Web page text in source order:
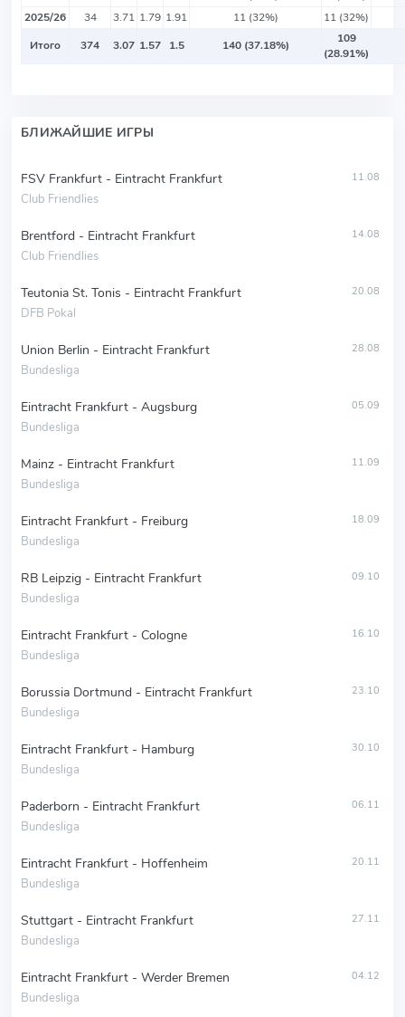
2025/26
34 3.71 1.79 1.91 11 (32%)
11 (32%)
Итого
374 3.07 1.57 1.5 140 (37.18%)
109
(28.91%)
БЛИЖАЙШИЕ ИГРЫ
FSV Frankfurt - Eintracht Frankfurt
Club Friendlies
11.08
Brentford - Eintracht Frankfurt
Club Friendlies
14.08
Teutonia St. Tonis - Eintracht Frankfurt
DFB Pokal
20.08
Union Berlin - Eintracht Frankfurt
Bundesliga
28.08
Eintracht Frankfurt - Augsburg
Bundesliga
05.09
Mainz - Eintracht Frankfurt
Bundesliga
11.09
Eintracht Frankfurt - Freiburg
Bundesliga
18.09
RB Leipzig - Eintracht Frankfurt
Bundesliga
09.10
Eintracht Frankfurt - Cologne
Bundesliga
16.10
Borussia Dortmund - Eintracht Frankfurt
Bundesliga
23.10
Eintracht Frankfurt - Hamburg
Bundesliga
30.10
Paderborn - Eintracht Frankfurt
Bundesliga
06.11
Eintracht Frankfurt - Hoffenheim
Bundesliga
20.11
Stuttgart - Eintracht Frankfurt
Bundesliga
27.11
Eintracht Frankfurt - Werder Bremen
Bundesliga
04.12